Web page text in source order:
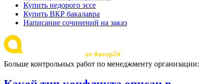
Купить недорого эссе
Купить ВКР бакалавра
Написание сочинений на заказ
Больше контрольных работ по менеджменту организации: